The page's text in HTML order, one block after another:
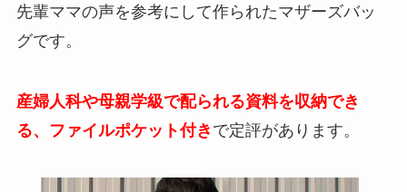
先輩ママの声を参考にして作られたマザーズバッ
グです。
産婦人科や母親学級で配られる資料を収納でき
る、ファイルポケット付き で定評があります。